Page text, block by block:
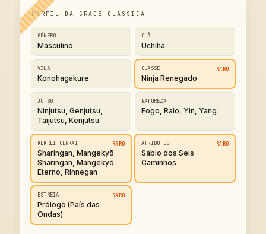
PERFIL DA GRADE CLÁSSICA
GÊNERO
Masculino
CLÃ
Uchiha
VILA
Konohagakure
CLASSE RARO
Ninja Renegado
JUTSU
Ninjutsu, Genjutsu,
Taijutsu, Kenjutsu
NATUREZA
Fogo, Raio, Yin, Yang
KEKKEI GENKAI RARO
Sharingan, Mangekyō
Sharingan, Mangekyō
Eterno, Rinnegan
ATRIBUTOS RARO
Sábio dos Seis
Caminhos
ESTREIA RARO
Prólogo (País das
Ondas)